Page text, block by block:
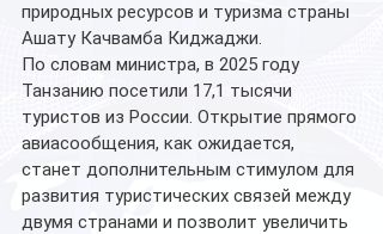
природных ресурсов и туризма страны
Ашату Качвамба Киджаджи.
По словам министра, в 2025 году
Танзанию посетили 17,1 тысячи
туристов из России. Открытие прямого
авиасообщения, как ожидается,
станет дополнительным стимулом для
развития туристических связей между
двумя странами и позволит увеличить